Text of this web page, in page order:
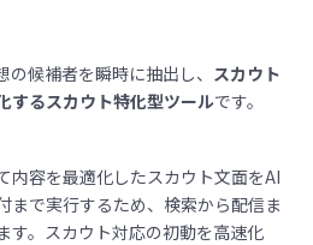
候補者を瞬時に抽出し、 スカウト
するスカウト特化型ツールです。
内容を最適化したスカウト文面をAI
まで実行するため、検索から配信ま
す。スカウト対応の初動を高速化